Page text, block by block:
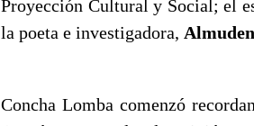
Proyección Cultural y Social; el
la poeta e investigadora,
Concha Lomba comenzó